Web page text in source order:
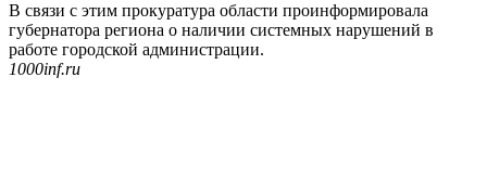
В связи с этим прокуратура области проинформировала
губернатора региона о наличии системных нарушений в
работе городской администрации.
1000inf.ru